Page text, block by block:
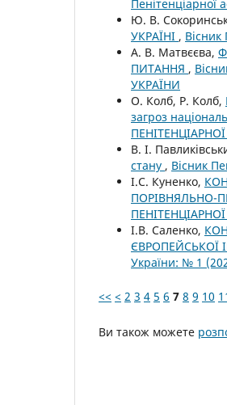
Ю. В.
УКРАЇНІ ,
А. В. Матвєєва,
ПИТАННЯ ,
УКРАЇНИ
О. Колб, Р. Колб,
загроз
В. І.
стану , Вісник
І.С. Куненко,
ПОРІВНЯЛЬНО-
І.В. Саленко,
ЄВРОПЕЙСЬКОЇ
України: № 1
<< < 2 3 4 5 6 7 8 9 10
Ви також можете